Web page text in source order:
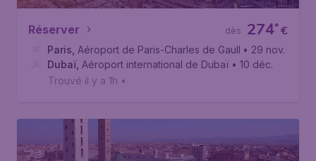
Réserver €
274*
dès
Paris Aéroport de Paris-Charles de Gaulle• 29 nov.
Dubaï, Aéroport international de Dubaï • 10 déc.
Trouvé il y a 1h •